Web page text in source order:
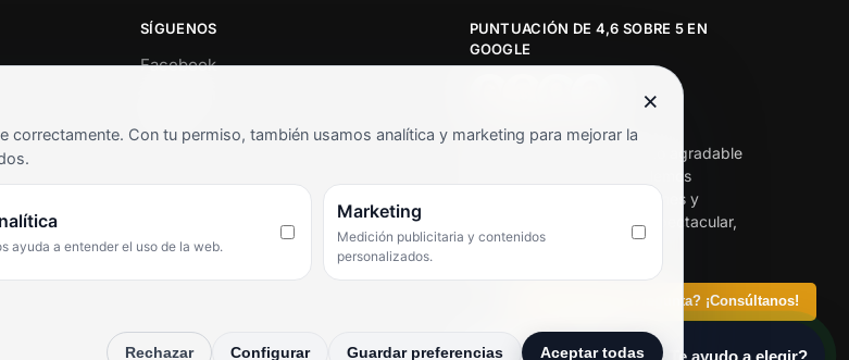
¿Tienes alguna pregunta? ¡Consúltanos!
SÍGUENOS
Facebook
PUNTUACIÓN DE 4,6 SOBRE 5 EN
GOOGLE
★★★★★
«Servicio de calidad y trato agradable
con precios excelentes. Hemos
comprado en varias ocasiones y
siempre dan respuesta. Espectacular,
servicio de 10.»
¡Hey! ¿Te ayudo a elegir?
×
correctamente. Con tu permiso, también usamos analítica y marketing para mejorar la
ayuda a entender el uso de la web.
Marketing
Medición publicitaria y contenidos
personalizados.
Rechazar Configurar Guardar preferencias Aceptar todas